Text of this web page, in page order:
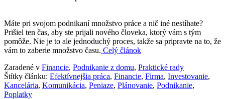
Máte pri svojom podnikaní množstvo práce a nič iné nestíhate?
Prišiel ten čas, aby ste prijali nového človeka, ktorý vám s tým
pomôže. Nie je to ale jednoduchý proces, takže sa pripravte na to, že
vám to zaberie množstvo času. Celý článok
Zaradené v Financie, Podnikanie z domu, Praktické rady
Štítky článku: Efektívnejšia práca, Financie, Firma, Investovanie,
Kancelária, Komunikácia, Peniaze, Plánovanie, Podnikanie,
Poplatky